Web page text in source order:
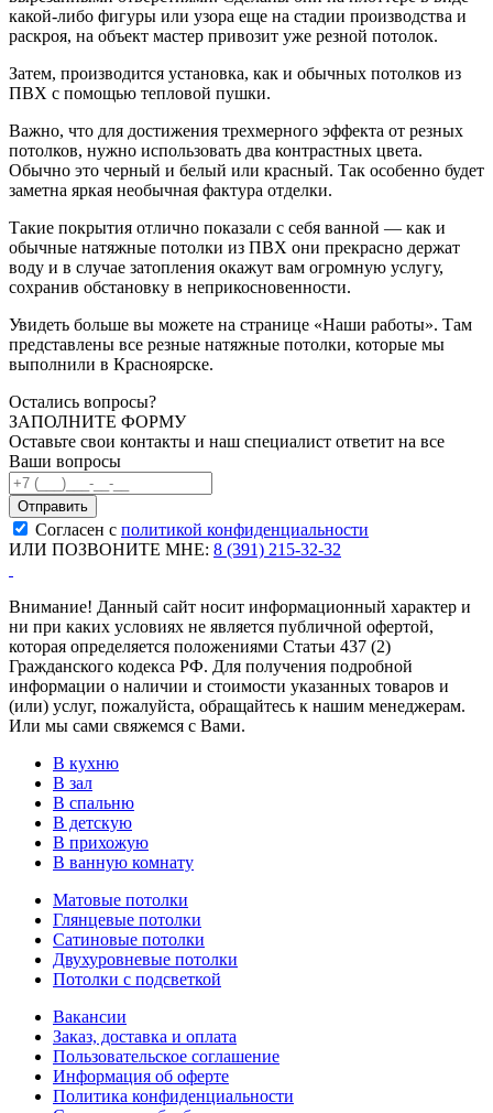
какой-либо фигуры или узора еще на стадии производства и
раскроя, на объект мастер привозит уже резной потолок.
Затем, производится установка, как и обычных потолков из
ПВХ с помощью тепловой пушки.
Важно, что для достижения трехмерного эффекта от резных
потолков, нужно использовать два контрастных цвета.
Обычно это черный и белый или красный. Так особенно будет
заметна яркая необычная фактура отделки.
Такие покрытия отлично показали с себя ванной — как и
обычные натяжные потолки из ПВХ они прекрасно держат
воду и в случае затопления окажут вам огромную услугу,
сохранив обстановку в неприкосновенности.
Увидеть больше вы можете на странице «Наши работы». Там
представлены все резные натяжные потолки, которые мы
выполнили в Красноярске.
Остались вопросы?
ЗАПОЛНИТЕ ФОРМУ
Оставьте свои контакты и наш специалист ответит на все
Ваши вопросы
Согласен с политикой конфиденциальности
ИЛИ ПОЗВОНИТЕ МНЕ: 8 (391) 215-32-32
Внимание! Данный сайт носит информационный характер и
ни при каких условиях не является публичной офертой,
которая определяется положениями Статьи 437 (2)
Гражданского кодекса РФ. Для получения подробной
информации о наличии и стоимости указанных товаров и
(или) услуг, пожалуйста, обращайтесь к нашим менеджерам.
Или мы сами свяжемся с Вами.
В кухню
В зал
В спальню
В детскую
В прихожую
В ванную комнату
Матовые потолки
Глянцевые потолки
Сатиновые потолки
Двухуровневые потолки
Потолки с подсветкой
Вакансии
Заказ, доставка и оплата
Пользовательское соглашение
Информация об оферте
Политика конфиденциальности